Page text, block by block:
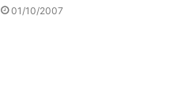
01/10/2007